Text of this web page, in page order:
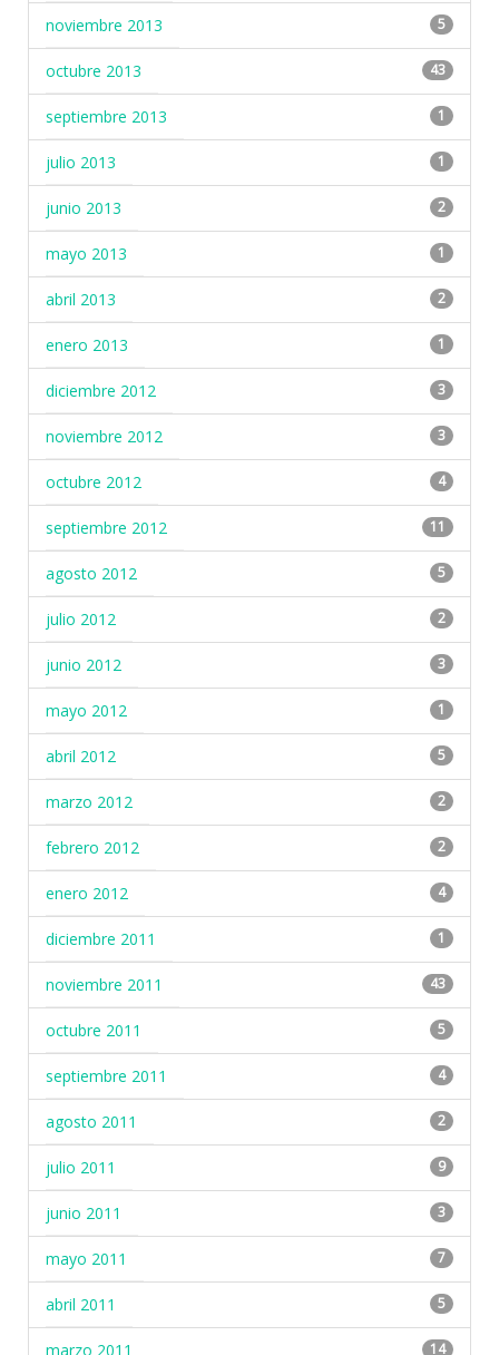
noviembre 2013 5
octubre 2013 43
septiembre 2013 1
julio 2013 1
junio 2013 2
mayo 2013 1
abril 2013 2
enero 2013 1
diciembre 2012 3
noviembre 2012 3
octubre 2012 4
septiembre 2012 11
agosto 2012 5
julio 2012 2
junio 2012 3
mayo 2012 1
abril 2012 5
marzo 2012 2
febrero 2012 2
enero 2012 4
diciembre 2011 1
noviembre 2011 43
octubre 2011 5
septiembre 2011 4
agosto 2011 2
julio 2011 9
junio 2011 3
mayo 2011 7
abril 2011 5
marzo 2011 14